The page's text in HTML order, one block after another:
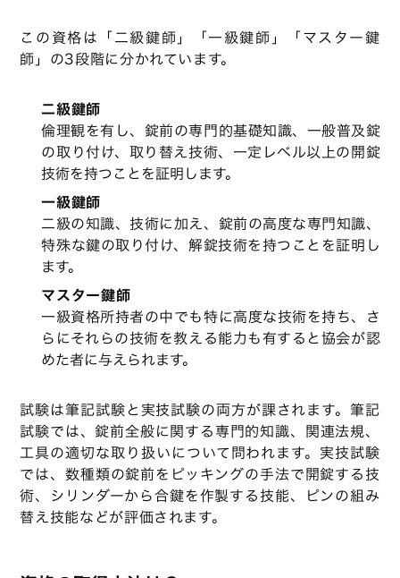
この資格は「二級鍵師」「一級鍵師」「マスター鍵
師」の3段階に分かれています。
二級鍵師
倫理観を有し、錠前の専門的基礎知識、一般普及錠
の取り付け、取り替え技術、一定レベル以上の開錠
技術を持つことを証明します。
一級鍵師
二級の知識、技術に加え、錠前の高度な専門知識、
特殊な鍵の取り付け、解錠技術を持つことを証明し
ます。
マスター鍵師
一級資格所持者の中でも特に高度な技術を持ち、さ
らにそれらの技術を教える能力も有すると協会が認
めた者に与えられます。
試験は筆記試験と実技試験の両方が課されます。筆記
試験では、錠前全般に関する専門的知識、関連法規、
工具の適切な取り扱いについて問われます。実技試験
では、数種類の錠前をピッキングの手法で開錠する技
術、シリンダーから合鍵を作製する技能、ピンの組み
替え技能などが評価されます。